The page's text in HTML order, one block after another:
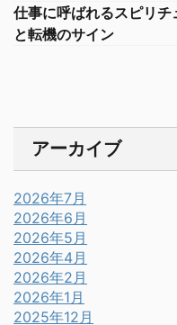
仕事に呼ばれるスピリ
と転機のサイン
アーカイブ
2026年7月
2026年6月
2026年5月
2026年4月
2026年2月
2026年1月
2025年12月